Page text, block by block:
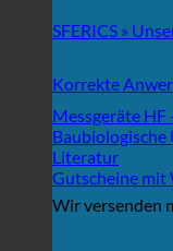
SFERICS »
Korrekte
Messgeräte HF
Literatur
Gutscheine mit
Wir versenden